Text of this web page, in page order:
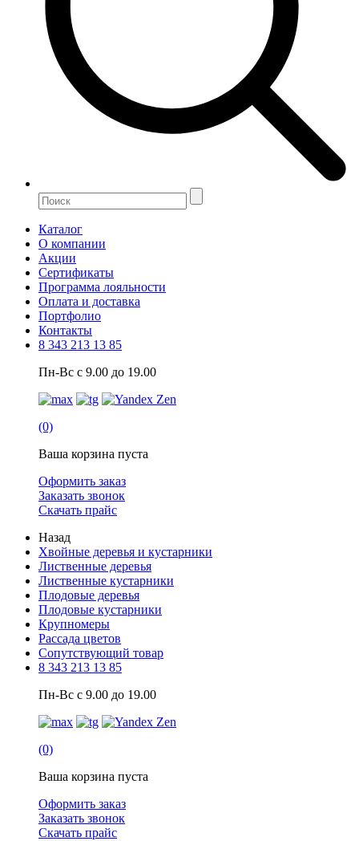
Каталог
О компании
Акции
Сертификаты
Программа лояльности
Оплата и доставка
Портфолио
Контакты
8 343 213 13 85
Пн-Вс с 9.00 до 19.00
(0)
Ваша корзина пуста
Оформить заказ
Заказать звонок
Скачать прайс
Назад
Хвойные деревья и кустарники
Лиственные деревья
Лиственные кустарники
Плодовые деревья
Плодовые кустарники
Крупномеры
Рассада цветов
Сопутствующий товар
8 343 213 13 85
Пн-Вс с 9.00 до 19.00
(0)
Ваша корзина пуста
Оформить заказ
Заказать звонок
Скачать прайс